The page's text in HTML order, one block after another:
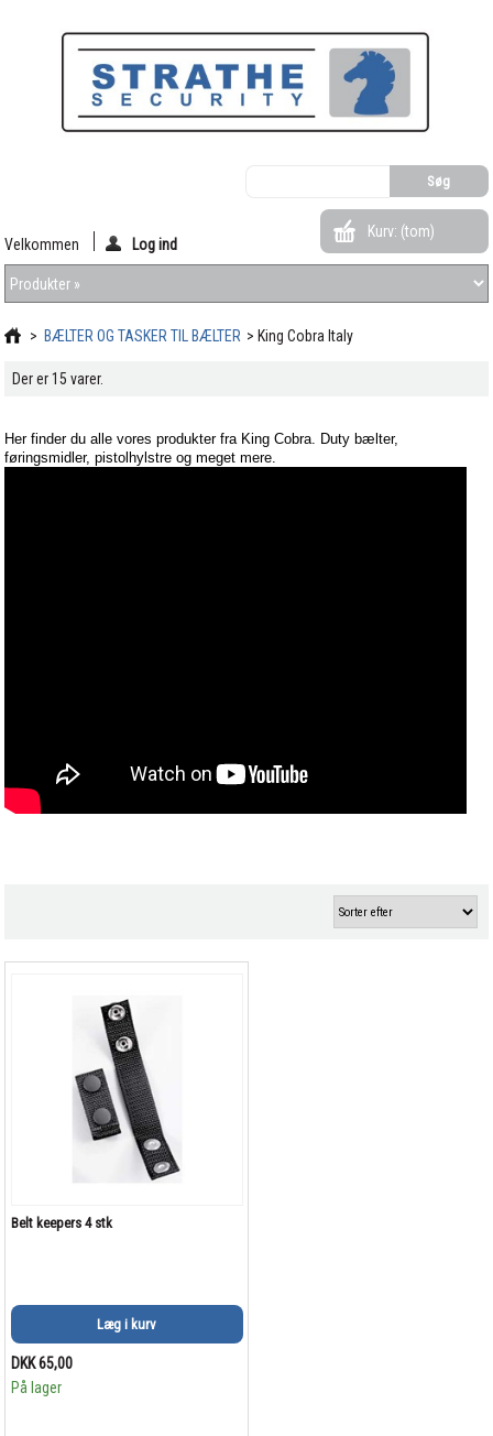
Kurv: (tom)
Velkommen Log ind
> BÆLTER OG TASKER TIL BÆLTER > King Cobra Italy
Der er 15 varer.
Her finder du alle vores produkter fra King Cobra. Duty bælter,
føringsmidler, pistolhylstre og meget mere.
Belt keepers 4 stk
Læg i kurv
DKK 65,00
På lager